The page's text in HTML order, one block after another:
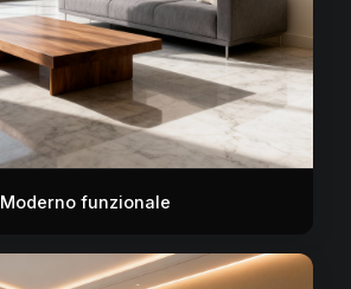
Moderno funzionale